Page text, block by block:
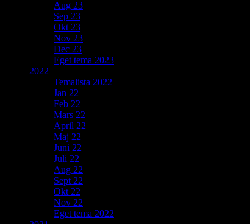
Aug 23
Sep 23
Okt 23
Nov 23
Dec 23
Eget tema 2023
2022
Temalista 2022
Jan 22
Feb 22
Mars 22
April 22
Maj 22
Juni 22
Juli 22
Aug 22
Sept 22
Okt 22
Nov 22
Eget tema 2022